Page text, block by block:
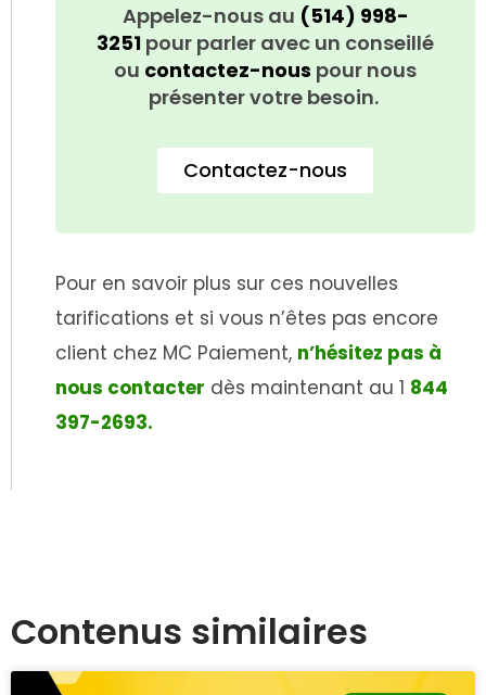
Appelez-nous au (514) 998-
3251 pour parler avec un conseillé
ou contactez-nous pour nous
présenter votre besoin.
Contactez-nous
Pour en savoir plus sur ces nouvelles
tarifications et si vous n’êtes pas encore
client chez MC Paiement, n’hésitez pas à
nous contacter dès maintenant au 1 844
397-2693.
Contenus similaires